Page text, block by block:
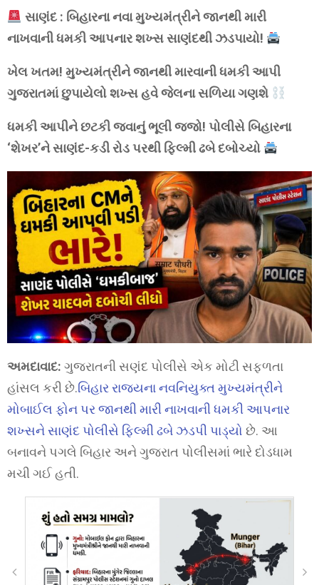
સાણંદ : બિહારના નવા મુખ્યમંત્રીને જાનથી મારી
નાખવાની ધમકી આપનાર શખ્સ સાણંદથી ઝડપાયો!
ખેલ ખતમ! મુખ્યમંત્રીને જાનથી મારવાની ધમકી આપી
ગુજરાતમાં છુપાયેલો શખ્સ હવે જેલના સળિયા ગણશે
ધમકી આપીને છટકી જવાનું ભૂલી જજો! પોલીસે બિહારના
‘શેખર’ને સાણંદ-કડી રોડ પરથી ફિલ્મી ઢબે દબોચ્યો
અમદાવાદ: ગુજરાતની સણંદ પોલીસે એક મોટી સફળતા
હાંસલ કરી છે.બિહાર રાજ્યના નવનિયુક્ત મુખ્યમંત્રીને
મોબાઈલ ફોન પર જાનથી મારી નાખવાની ધમકી આપનાર
શખ્સને સાણંદ પોલીસે ફિલ્મી ઢબે ઝડપી પાડ્યો છે. આ
બનાવને પગલે બિહાર અને ગુજરાત પોલીસમાં ભારે દોડધામ
મચી ગઈ હતી.